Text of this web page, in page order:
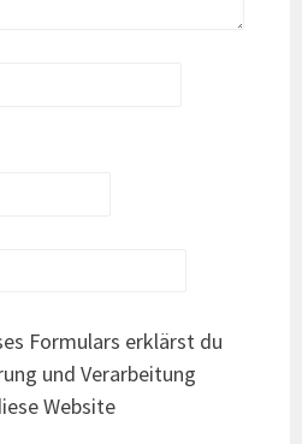
Formulars erklärst du
und Verarbeitung
Website